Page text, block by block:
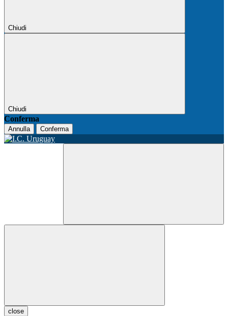
Chiudi
Chiudi
Conferma
Annulla Conferma
close